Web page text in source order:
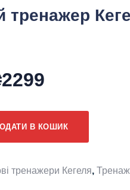
тренажер
2299
ціна:
₴2299.
В КОШИК
тренажери Кегеля,